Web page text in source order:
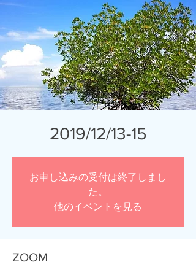
2019/12/13-15
お申し込みの受付は終了しまし
た。
他のイベントを見る
ZOOM